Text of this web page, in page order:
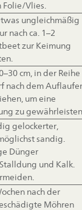
Vlies.
ungleichmäßig
nach ca. 1–2
zur Keimung
cm, in der Reihe
nach dem
um eine
zu
gelockerter,
sandig.
Dünger
und Kalk.
nach der
Möhren